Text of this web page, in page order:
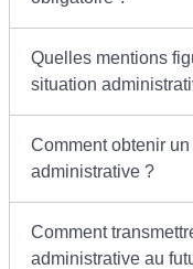
Quelles mentions
situation
Comment obtenir
administrative ?
Comment
administrative au